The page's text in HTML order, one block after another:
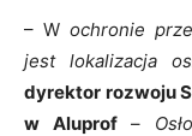
– W ochronie
jest lokalizacja
dyrektor rozwoju
w Aluprof–